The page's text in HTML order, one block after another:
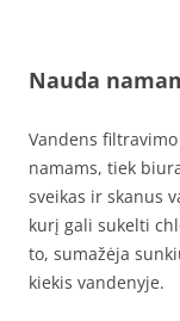
Nauda
Vandens
namams, tiek
sveikas ir skanus
kurį gali sukelti
to, sumažėja
kiekis vandenyje.